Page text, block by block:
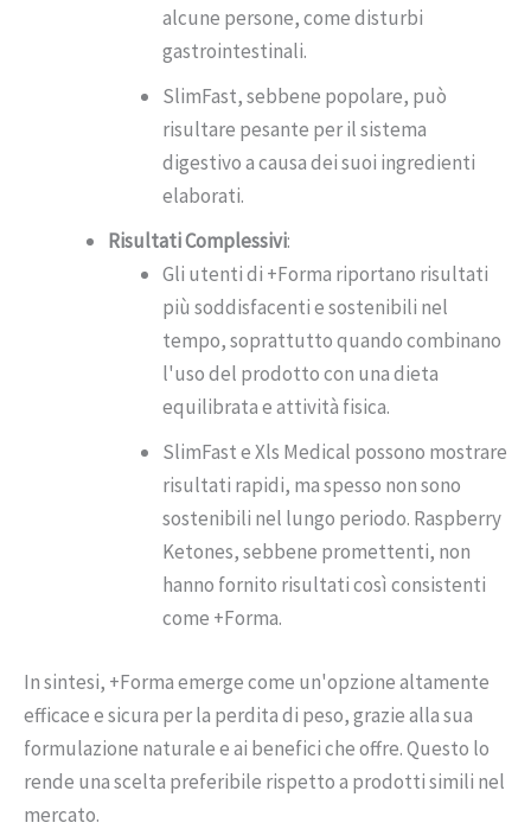
alcune persone, come disturbi
gastrointestinali.
SlimFast, sebbene popolare, può
risultare pesante per il sistema
digestivo a causa dei suoi ingredienti
elaborati.
Risultati Complessivi:
Gli utenti di +Forma riportano risultati
più soddisfacenti e sostenibili nel
tempo, soprattutto quando combinano
l'uso del prodotto con una dieta
equilibrata e attività fisica.
SlimFast e Xls Medical possono mostrare
risultati rapidi, ma spesso non sono
sostenibili nel lungo periodo. Raspberry
Ketones, sebbene promettenti, non
hanno fornito risultati così consistenti
come +Forma.
In sintesi, +Forma emerge come un'opzione altamente
efficace e sicura per la perdita di peso, grazie alla sua
formulazione naturale e ai benefici che offre. Questo lo
rende una scelta preferibile rispetto a prodotti simili nel
mercato.